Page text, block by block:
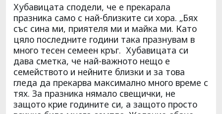
Хубавицата сподели, че е прекарала
празника само с най-близките си хора. „Бях
със сина ми, приятеля ми и майка ми. Като
цяло последните години така празнувам в
много тесен семеен кръг. Хубавицата си
дава сметка, че най-важното нещо е
семейството и нейните близки и за това
гледа да прекарва максимално много време с
тях. За празника нямало свещички, не
защото крие годините си, а защото просто